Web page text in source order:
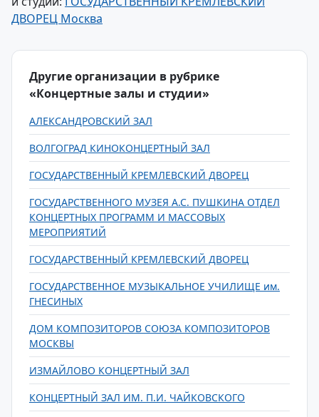
ДВОРЕЦ Москва
Другие организации в рубрике
«Концертные залы и студии»
АЛЕКСАНДРОВСКИЙ ЗАЛ
ВОЛГОГРАД КИНОКОНЦЕРТНЫЙ ЗАЛ
ГОСУДАРСТВЕННЫЙ КРЕМЛЕВСКИЙ ДВОРЕЦ
ГОСУДАРСТВЕННОГО МУЗЕЯ А.С. ПУШКИНА ОТДЕЛ
КОНЦЕРТНЫХ ПРОГРАММ И МАССОВЫХ
МЕРОПРИЯТИЙ
ГОСУДАРСТВЕННЫЙ КРЕМЛЕВСКИЙ ДВОРЕЦ
ГОСУДАРСТВЕННОЕ МУЗЫКАЛЬНОЕ УЧИЛИЩЕ им.
ГНЕСИНЫХ
ДОМ КОМПОЗИТОРОВ СОЮЗА КОМПОЗИТОРОВ
МОСКВЫ
ИЗМАЙЛОВО КОНЦЕРТНЫЙ ЗАЛ
КОНЦЕРТНЫЙ ЗАЛ ИМ. П.И. ЧАЙКОВСКОГО